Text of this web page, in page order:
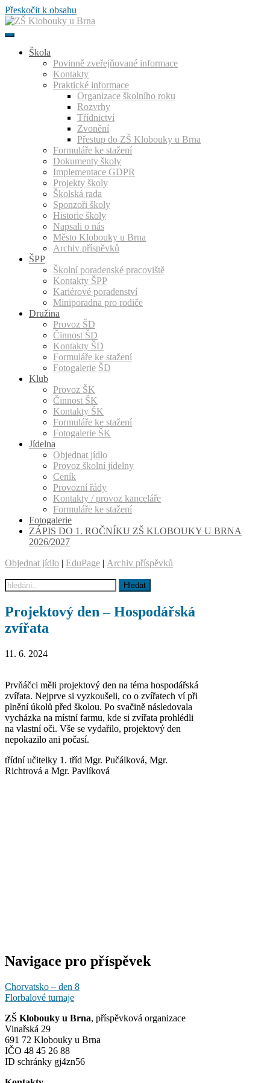
Přeskočit k obsahu
Škola
Povinně zveřejňované informace
Kontakty
Praktické informace
Organizace školního roku
Rozvrhy
Třídnictví
Zvonění
Přestup do ZŠ Klobouky u Brna
Formuláře ke stažení
Dokumenty školy
Implementace GDPR
Projekty školy
Školská rada
Sponzoři školy
Historie školy
Napsali o nás
Město Klobouky u Brna
Archiv příspěvků
ŠPP
Školní poradenské pracoviště
Kontakty ŠPP
Kariérové poradenství
Miniporadna pro rodiče
Družina
Provoz ŠD
Činnost ŠD
Kontakty ŠD
Formuláře ke stažení
Fotogalerie ŠD
Klub
Provoz ŠK
Činnost ŠK
Kontakty ŠK
Formuláře ke stažení
Fotogalerie ŠK
Jídelna
Objednat jídlo
Provoz školní jídelny
Ceník
Provozní řády
Kontakty / provoz kanceláře
Formuláře ke stažení
Fotogalerie
ZÁPIS DO 1. ROČNÍKU ZŠ KLOBOUKY U BRNA
2026/2027
Objednat jídlo | EduPage | Archiv příspěvků
Projektový den – Hospodářská
zvířata
11. 6. 2024
Prvňáčci měli projektový den na téma hospodářská
zvířata. Nejprve si vyzkoušeli, co o zvířatech ví při
plnění úkolů před školou. Po svačině následovala
vycházka na místní farmu, kde si zvířata prohlédli
na vlastní oči. Vše se vydařilo, projektový den
nepokazilo ani počasí.
třídní učitelky 1. tříd Mgr. Pučálková, Mgr.
Richtrová a Mgr. Pavlíková
Navigace pro příspěvek
Chorvatsko – den 8
Florbalové turnaje
ZŠ Klobouky u Brna, příspěvková organizace
Vinařská 29
691 72 Klobouky u Brna
IČO 48 45 26 88
ID schránky gj4zn56